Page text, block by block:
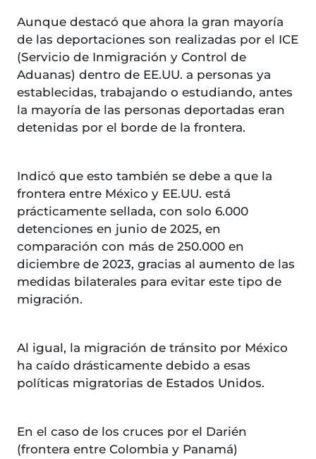
Aunque destacó que ahora la gran mayoría
de las deportaciones son realizadas por el ICE
(Servicio de Inmigración y Control de
Aduanas) dentro de EE.UU. a personas ya
establecidas, trabajando o estudiando, antes
la mayoría de las personas deportadas eran
detenidas por el borde de la frontera.
Indicó que esto también se debe a que la
frontera entre México y EE.UU. está
prácticamente sellada, con solo 6.000
detenciones en junio de 2025, en
comparación con más de 250.000 en
diciembre de 2023, gracias al aumento de las
medidas bilaterales para evitar este tipo de
migración.
Al igual, la migración de tránsito por México
ha caído drásticamente debido a esas
políticas migratorias de Estados Unidos.
En el caso de los cruces por el Darién
(frontera entre Colombia y Panamá)